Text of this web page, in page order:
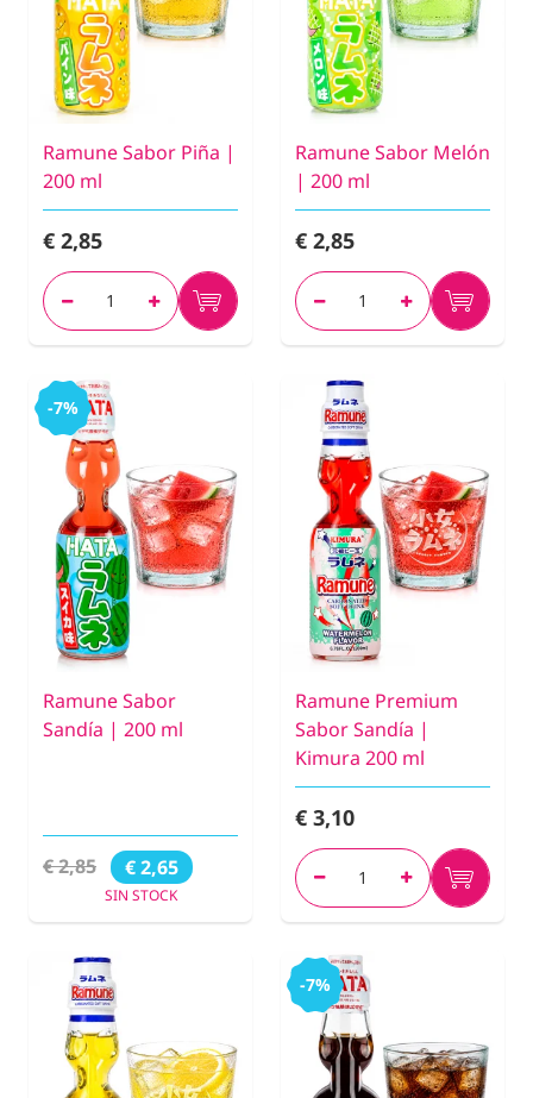
Ramune Sabor Piña |
200 ml
€ 2,85
Ramune Sabor Melón
| 200 ml
€ 2,85
-7%
Ramune Sabor
Sandía | 200 ml
€ 2,85 € 2,65
SIN STOCK
Ramune Premium
Sabor Sandía |
Kimura 200 ml
€ 3,10
-7%